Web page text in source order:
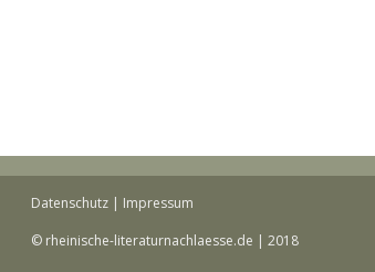
Datenschutz| Impressum
© rheinische-literaturnachlaesse.de | 2018